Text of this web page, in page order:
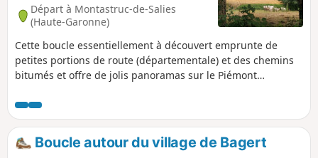
Départ à Montastruc-de-Salies
(Haute-Garonne)
Cette boucle essentiellement à découvert emprunte de
petites portions de route (départementale) et des chemins
bitumés et offre de jolis panoramas sur le Piémont
le hameau de Lebrats à Saint-Martin et longe Rouède avant
de revenir au point de départ par plusieurs petits hameaux
en bordure de Forêt de Bagiri.
Boucle autour du village de Bagert